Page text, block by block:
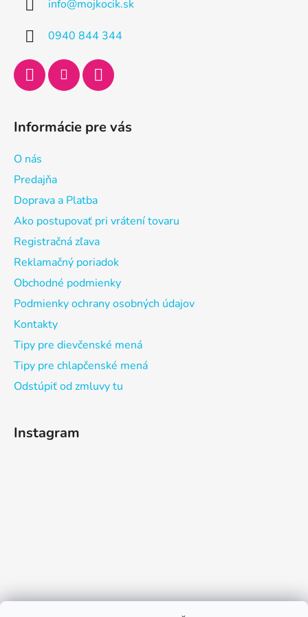
info@mojkocik.sk
0940 844 344
Informácie pre vás
O nás
Predajňa
Doprava a Platba
Ako postupovať pri vrátení tovaru
Registračná zľava
Reklamačný poriadok
Obchodné podmienky
Podmienky ochrany osobných údajov
Kontakty
Tipy pre dievčenské mená
Tipy pre chlapčenské mená
Odstúpiť od zmluvy tu
Instagram